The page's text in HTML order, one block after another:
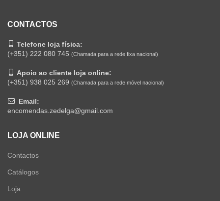
CONTACTOS
Telefone loja física:
(+351) 222 080 745 (Chamada para a rede fixa nacional)
Apoio ao cliente loja online:
(+351) 938 025 269 (Chamada para a rede móvel nacional)
Email:
encomendas.zedelga@gmail.com
LOJA ONLINE
Contactos
Catálogos
Loja